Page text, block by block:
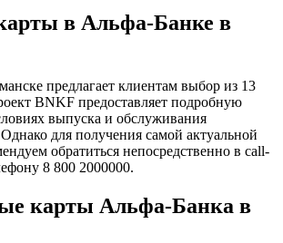
в Альфа-Банке в
предлагает клиентам выбор из 13
BNKF предоставляет подробную
выпуска и обслуживания
для получения самой актуальной
обратиться непосредственно в call-
8 800 2000000.
карты Альфа-Банка в